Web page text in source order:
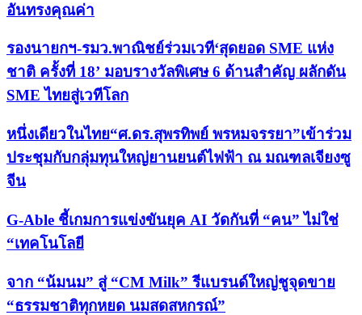
อันทรงคุณค่า
รองนายกฯ-รมว.พาณิชย์ร่วมเวที‘สุดยอด SME แห่ง
ชาติ ครั้งที่ 18’ มอบรางวัลพิเศษ 6 ด้านสำคัญ ผลักดัน
SME ไทยสู่เวทีโลก
หนึ่งเดียวในไทย“ศ.ดร.สุพรทิพย์ พรหมจรรยา”เข้าร่วม
ประชุมกับกลุ่มทุนใหญ่ยานยนต์ไฟฟ้า ณ มณฑลเจียงซู
จีน
G-Able ชี้เกมการแข่งขันยุค AI วัดกันที่ “คน” ไม่ใช่
“เทคโนโลยี
จาก “น้มนม” สู่ “CM Milk” รีแบรนด์ใหญ่ชูจุดขาย
“ธรรมชาติทุกหยด นมสดสหกรณ์”